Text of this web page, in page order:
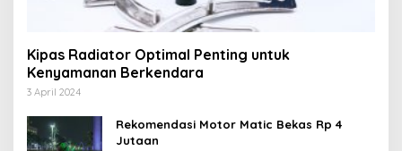
Kipas Radiator Optimal Penting untuk
Kenyamanan Berkendara
3 April 2024
Rekomendasi Motor Matic Bekas Rp 4
Jutaan